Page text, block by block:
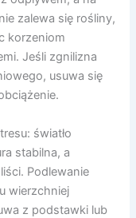
zalewa się rośliny,
korzeniom
Jeśli zgnilizna
usuwa się
światło
stabilna, a
Podlewanie
wierzchniej
z podstawki lub